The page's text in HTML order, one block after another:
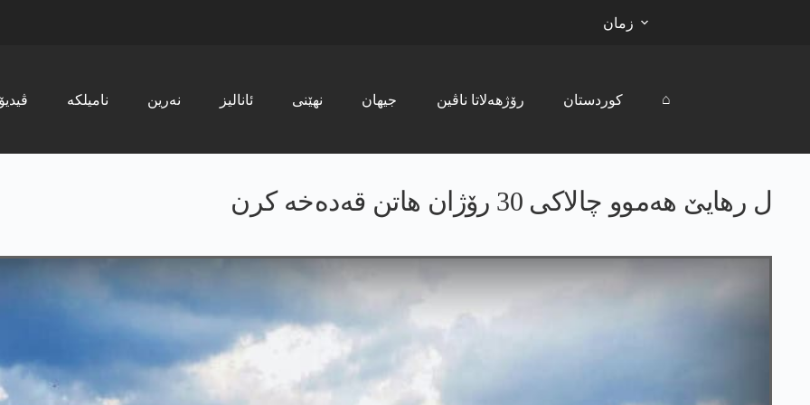
زمان
ڤیدیۆ نامیلکە نەرین ئانالیز نھێنی جیھان رۆژھەلاتا ناڤین کوردستان ⌂
ل رھایێ ھەموو چالاکی 30 رۆژان هاتن قەدەخە كرن